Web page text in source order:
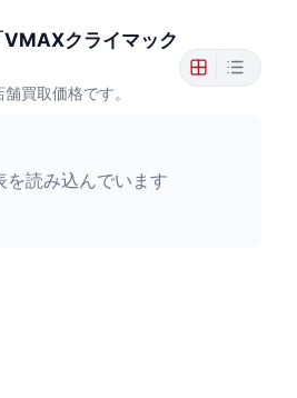
クライマック
買取価格です。
を読み込んでいます